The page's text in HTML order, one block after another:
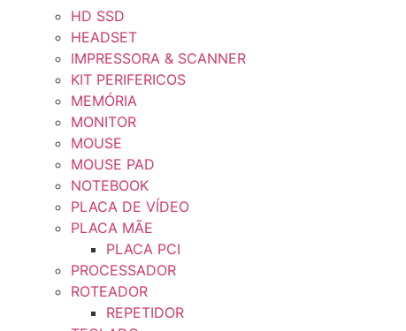
HD SSD
HEADSET
IMPRESSORA & SCANNER
KIT PERIFERICOS
MEMÓRIA
MONITOR
MOUSE
MOUSE PAD
NOTEBOOK
PLACA DE VÍDEO
PLACA MÃE
PLACA PCI
PROCESSADOR
ROTEADOR
REPETIDOR